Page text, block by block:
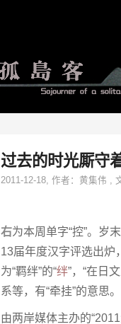
过去的时光厮守
2011-12-18, 作者： 黄集伟 ,
右为本周单字“控”。岁
13届年度汉字评选出炉
为“羁绊”的“绊”，“在日
系等，有“牵挂”的意思。
由两岸媒体主办的